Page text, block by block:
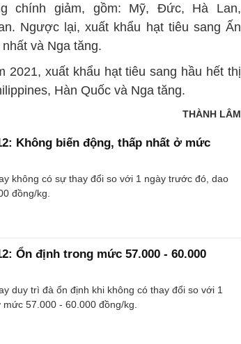
chính giảm, gồm: Mỹ, Đức, Hà Lan,
Ngược lại, xuất khẩu hạt tiêu sang Ấn
và Nga tăng.
2021, xuất khẩu hạt tiêu sang hầu hết thị
Hàn Quốc và Nga tăng.
THÀNH LÂM
Không biến động, thấp nhất ở mức
không có sự thay đổi so với 1 ngày trước đó, dao
đồng/kg.
Ổn định trong mức 57.000 - 60.000
duy trì đà ổn định khi không có thay đổi so với 1
57.000 - 60.000 đồng/kg.